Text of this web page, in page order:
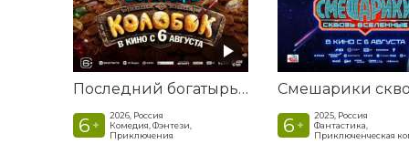
Последний богатырь. Колобок
6 +
2026, Россия
Комедия, Фэнтези,
Приключения
6 +
2025, Россия
Фантастика,
Приключенческая